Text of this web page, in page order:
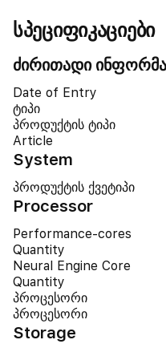
სპეციფიკაციები
ძირითადი
Date of Entry
ტიპი
პროდუქტის ტიპი
Article
System
პროდუქტის ქვეტიპი
Processor
Performance-cores
Quantity
Neural Engine Core
Quantity
პროცესორი
პროცესორი
Storage